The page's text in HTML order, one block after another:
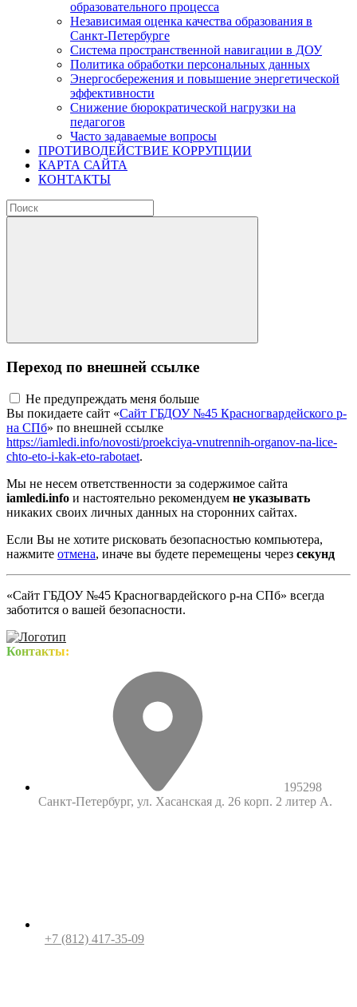
образовательного процесса
Независимая оценка качества образования в
Санкт-Петербурге
Система пространственной навигации в ДОУ
Политика обработки персональных данных
Энергосбережения и повышение энергетической
эффективности
Снижение бюрократической нагрузки на
педагогов
Часто задаваемые вопросы
ПРОТИВОДЕЙСТВИЕ КОРРУПЦИИ
КАРТА САЙТА
КОНТАКТЫ
Переход по внешней ссылке
Не предупреждать меня больше
Вы покидаете сайт «Сайт ГБДОУ №45 Красногвардейского р-
на СПб» по внешней ссылке
https://iamledi.info/novosti/proekciya-vnutrennih-organov-na-lice-
chto-eto-i-kak-eto-rabotaet.
Мы не несем ответственности за содержимое сайта
iamledi.info и настоятельно рекомендуем не указывать
никаких своих личных данных на сторонних сайтах.
Если Вы не хотите рисковать безопасностью компьютера,
нажмите отмена, иначе вы будете перемещены через секунд
«Сайт ГБДОУ №45 Красногвардейского р-на СПб» всегда
заботится о вашей безопасности.
Контакты:
195298
Санкт-Петербург, ул. Хасанская д. 26 корп. 2 литер А.
+7 (812) 417-35-09